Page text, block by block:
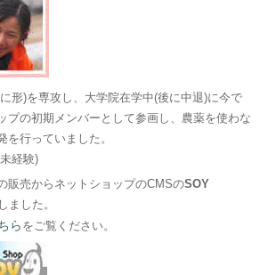
形)を専攻し、大学院在学中(後に中退)に今で
プの初期メンバーとして参画し、農薬を使わな
を行っていました。
経験)
販売からネットショップのCMSのSOY
ました。
ら をご覧ください。